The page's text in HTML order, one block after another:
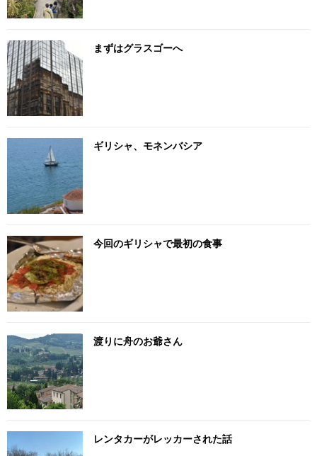
まずはグラスゴーへ
ギリシャ、モネンバシア
今回のギリシャで最初の食事
渡りに舟のお爺さん
レンタカーがレッカーされた話